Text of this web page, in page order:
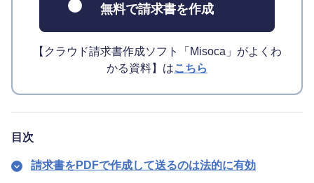
無料で請求書を作成
【クラウド請求書作成ソフト「Misoca」がよくわ
かる資料】はこちら
目次
請求書をPDFで作成して送るのは法的に有効